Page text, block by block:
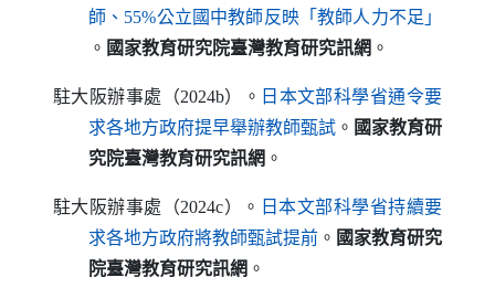
師、55%公立國中教師反映「教師人力不足」
（另開新視窗）
。 國家教育研究院臺灣教育研究訊網 。
駐大阪辦事處（2024b）。 日本文部科學省通令要
求各地方政府提早舉辦教師甄試（另開新視窗）
。 國家教育研
究院臺灣教育研究訊網 。
駐大阪辦事處（2024c）。 日本文部科學省持續要
求各地方政府將教師甄試提前（另開新視窗）
。 國家教育研究
院臺灣教育研究訊網 。